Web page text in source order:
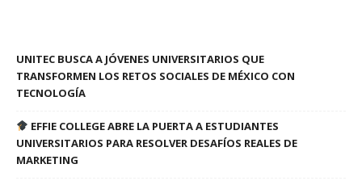
UNITEC BUSCA A JÓVENES UNIVERSITARIOS QUE
TRANSFORMEN LOS RETOS SOCIALES DE MÉXICO CON
TECNOLOGÍA
EFFIE COLLEGE ABRE LA PUERTA A ESTUDIANTES
UNIVERSITARIOS PARA RESOLVER DESAFÍOS REALES DE
MARKETING